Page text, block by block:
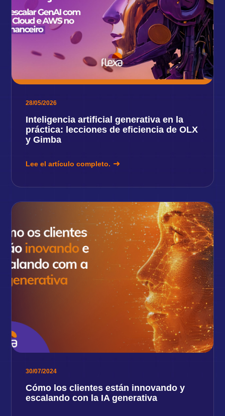
28/05/2026
Inteligencia artificial generativa en la
práctica: lecciones de eficiencia de OLX
y Gimba
Lee el artículo completo.
30/07/2024
Cómo los clientes están innovando y
escalando con la IA generativa